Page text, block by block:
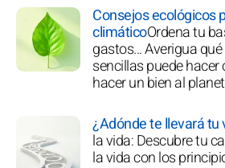
Consejos ecológicos
climáticoOrdena tu
gastos... Averigua
sencillas puede
hacer un bien al
¿Adónde te llevará tu
la vida: Descubre tu
la vida con los